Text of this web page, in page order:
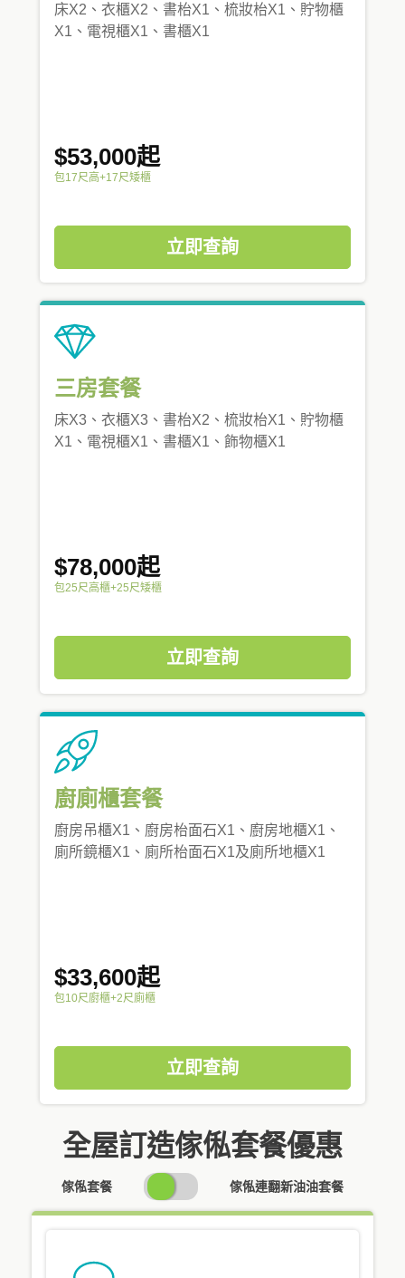
床X2、衣櫃X2、書枱X1、梳妝枱X1、貯物櫃
X1、電視櫃X1、書櫃X1
$53,000起
包17尺高+17尺矮櫃
立即查詢
三房套餐
床X3、衣櫃X3、書枱X2、梳妝枱X1、貯物櫃
X1、電視櫃X1、書櫃X1、飾物櫃X1
$78,000起
包25尺高櫃+25尺矮櫃
立即查詢
廚廁櫃套餐
廚房吊櫃X1、廚房枱面石X1、廚房地櫃X1、
廁所鏡櫃X1、廁所枱面石X1及廁所地櫃X1
$33,600起
包10尺廚櫃+2尺廁櫃
立即查詢
全屋訂造傢俬套餐優惠
傢俬套餐
SWITCH
PRICING
傢俬連翻新油油套餐